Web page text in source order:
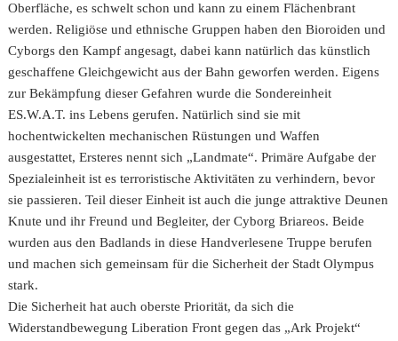
Oberfläche, es schwelt schon und kann zu einem Flächenbrant
werden. Religiöse und ethnische Gruppen haben den Bioroiden und
Cyborgs den Kampf angesagt, dabei kann natürlich das künstlich
geschaffene Gleichgewicht aus der Bahn geworfen werden. Eigens
zur Bekämpfung dieser Gefahren wurde die Sondereinheit
ES.W.A.T. ins Lebens gerufen. Natürlich sind sie mit
hochentwickelten mechanischen Rüstungen und Waffen
ausgestattet, Ersteres nennt sich „Landmate“. Primäre Aufgabe der
Spezialeinheit ist es terroristische Aktivitäten zu verhindern, bevor
sie passieren. Teil dieser Einheit ist auch die junge attraktive Deunen
Knute und ihr Freund und Begleiter, der Cyborg Briareos. Beide
wurden aus den Badlands in diese Handverlesene Truppe berufen
und machen sich gemeinsam für die Sicherheit der Stadt Olympus
stark.
Die Sicherheit hat auch oberste Priorität, da sich die
Widerstandbewegung Liberation Front gegen das „Ark Projekt“